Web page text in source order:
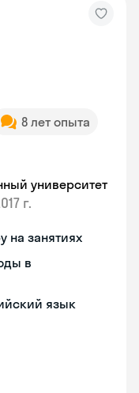
8 лет опыта
университет
г.
на занятиях
в
язык